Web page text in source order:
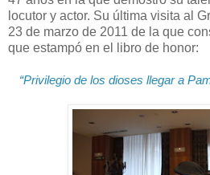
locutor y actor. Su última visita al
23 de marzo de 2011 de la que
que estampó en el libro de honor:
“Privilegio de los dioses llegar a